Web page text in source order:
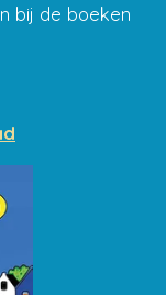
bij de boeken